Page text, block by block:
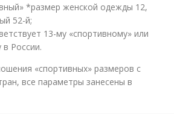
*размер женской одежды 12,
52-й;
13-му «спортивному» или
России.
«спортивных» размеров с
все параметры занесены в